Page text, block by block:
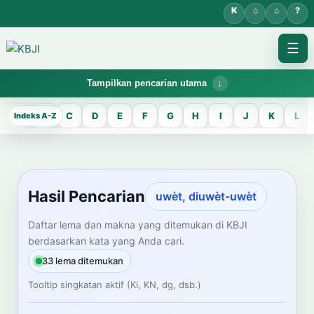
☰
Tampilkan pencarian utama
KBJI WORKSPACE
Hasil Pencarian
Temukan lema Jawa dan maknanya dalam bahasa Indonesia saat
mengelola data Kamus Bahasa Jawa-Indonesia.
CARI LEMA JAWA
Masukkan kata Jawa
A B C D E F G H I J K L
Hasil Pencarian uwèt, diuwèt-uwèt
Daftar lema dan makna yang ditemukan di KBJI
berdasarkan kata yang Anda cari.
33 lema ditemukan
Tooltip singkatan aktif (Ki, KN, dg, dsb.)